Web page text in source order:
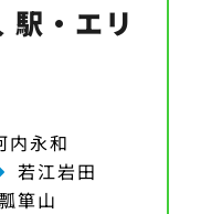
駅・エリ
内永和
若江岩田
箪山